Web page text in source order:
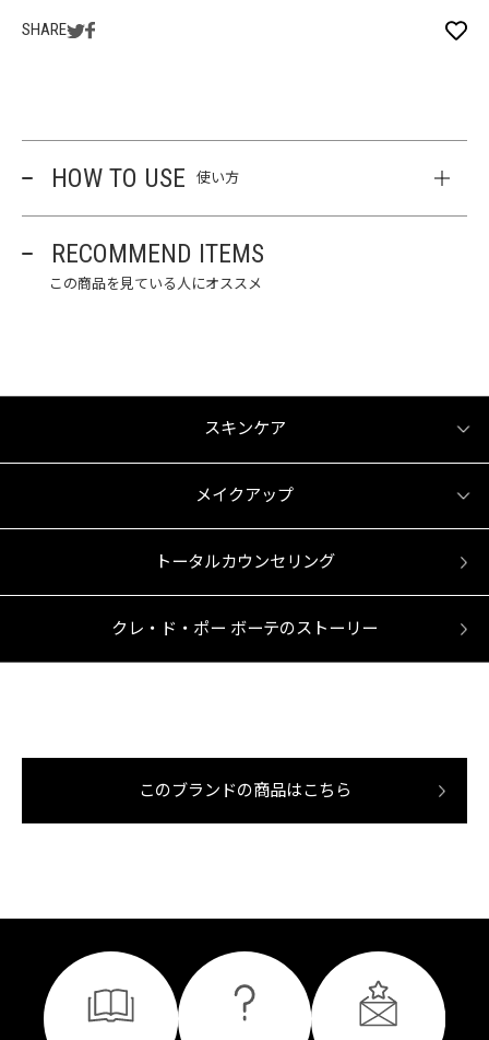
SHARE
HOW TO USE 使い方
RECOMMEND ITEMS
この商品を見ている人にオススメ
スキンケア
メイクアップ
トータルカウンセリング
クレ・ド・ポー ボーテのストーリー
このブランドの商品はこちら